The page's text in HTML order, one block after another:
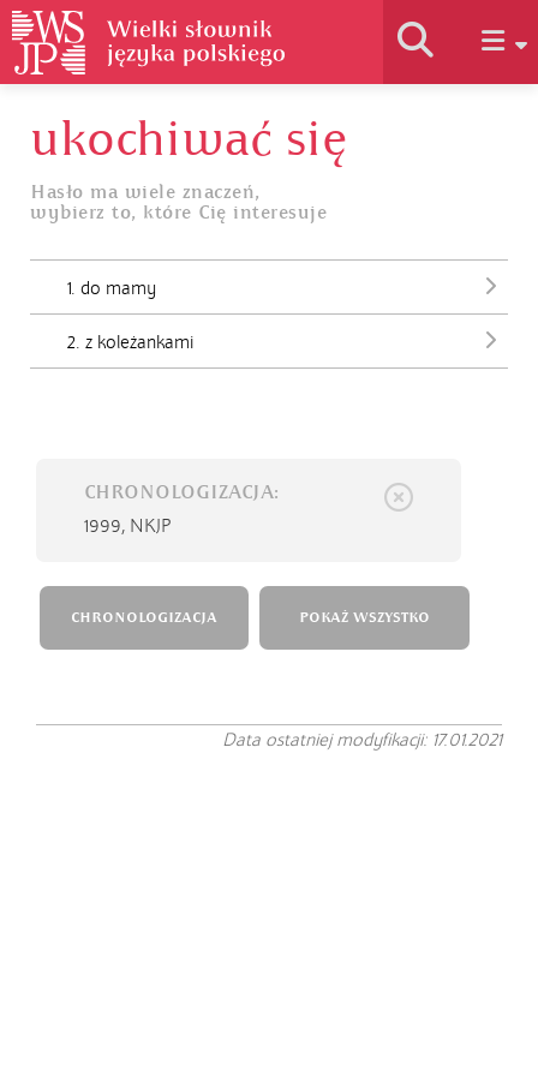
Historia słownika
Jak korzystać
ukochiwać się
Hasło ma wiele znaczeń,
wybierz to, które Cię interesuje
1. do mamy
2. z koleżankami
CHRONOLOGIZACJA:
1999, NKJP
CHRONOLOGIZACJA POKAŻ WSZYSTKO
Data ostatniej modyfikacji: 17.01.2021